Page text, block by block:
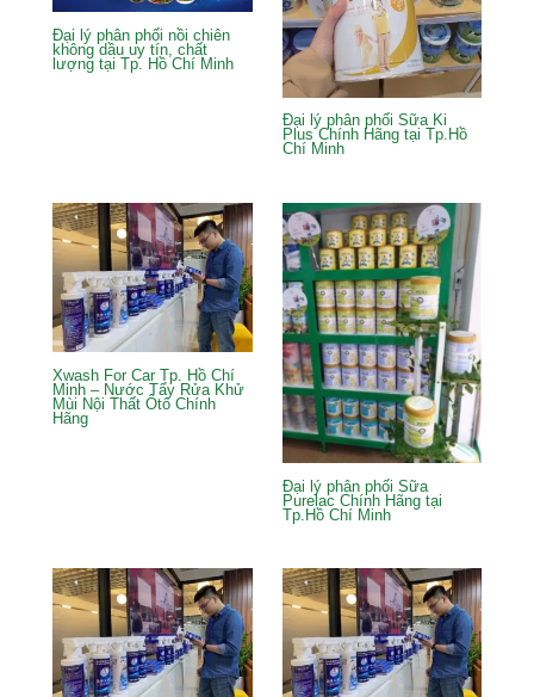
Đại lý phân phối nồi chiên
không dầu uy tín, chất
lượng tại Tp. Hồ Chí Minh
Đại lý phân phối Sữa Ki
Plus Chính Hãng tại Tp.Hồ
Chí Minh
Xwash For Car Tp. Hồ Chí
Minh – Nước Tẩy Rửa Khử
Mùi Nội Thất Ôtô Chính
Hãng
Đại lý phân phối Sữa
Purelac Chính Hãng tại
Tp.Hồ Chí Minh